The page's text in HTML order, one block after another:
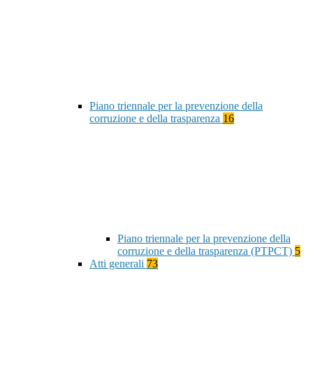
Piano triennale per la prevenzione della
corruzione e della trasparenza 16
Piano triennale per la prevenzione della
corruzione e della trasparenza (PTPCT) 5
Atti generali 73